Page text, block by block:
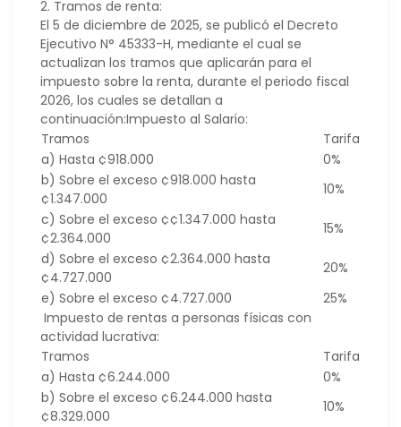
2. Tramos de renta:
El 5 de diciembre de 2025, se publicó el Decreto
Ejecutivo N° 45333-H, mediante el cual se
actualizan los tramos que aplicarán para el
impuesto sobre la renta, durante el periodo fiscal
2026, los cuales se detallan a
continuación:Impuesto al Salario:
Tramos
Tarifa
a) Hasta ¢918.000
0%
b) Sobre el exceso ¢918.000 hasta
¢1.347.000
10%
c) Sobre el exceso ¢¢1.347.000 hasta
¢2.364.000
15%
d) Sobre el exceso ¢2.364.000 hasta
¢4.727.000
20%
e) Sobre el exceso ¢4.727.000
25%
Impuesto de rentas a personas físicas con
actividad lucrativa:
Tramos
Tarifa
a) Hasta ¢6.244.000
0%
b) Sobre el exceso ¢6.244.000 hasta
¢8.329.000
10%